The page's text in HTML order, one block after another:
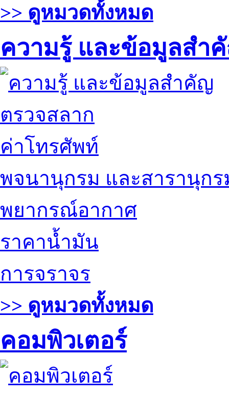
>> ดูหมวดทั้งหมด
ความรู้ และข้อมูลสำ
ตรวจสลาก
ค่าโทรศัพท์
พจนานุกรม และสารานุกร
พยากรณ์อากาศ
ราคาน้ำมัน
การจราจร
>> ดูหมวดทั้งหมด
คอมพิวเตอร์